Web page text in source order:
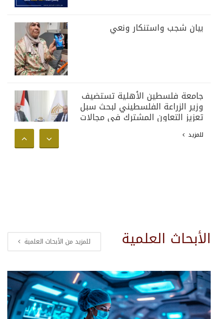
بيان شجب واستنكار ونعي
جامعة فلسطين الأهلية تستضيف
وزير الزراعة الفلسطيني لبحث سبل
تعزيز التعاون المشترك في مجالات
المجتمع الفلسطيني
للمزيد
الأبحاث العلمية للمزيد من الأبحاث العلمية